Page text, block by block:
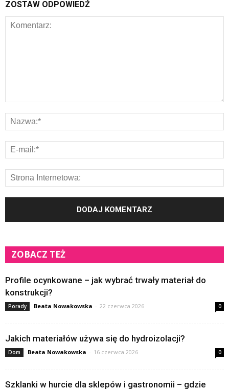
ZOSTAW ODPOWIEDŹ
ZOBACZ TEŻ
Profile ocynkowane – jak wybrać trwały materiał do
konstrukcji?
Porady Beata Nowakowska - 22 czerwca 2026 0
Jakich materiałów używa się do hydroizolacji?
Dom Beata Nowakowska - 16 czerwca 2026 0
Szklanki w hurcie dla sklepów i gastronomii – gdzie